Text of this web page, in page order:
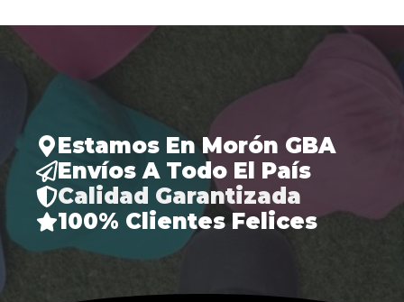
Estamos En Morón GBA
Envíos A Todo El País
Calidad Garantizada
100% Clientes Felices